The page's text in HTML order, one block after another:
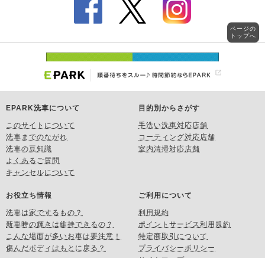
EPARK洗車について
このサイトについて
洗車までのながれ
洗車の豆知識
よくあるご質問
キャンセルについて
目的別からさがす
手洗い洗車対応店舗
コーティング対応店舗
室内清掃対応店舗
お役立ち情報
洗車は家でするもの？
新車時の輝きは維持できるの？
こんな場面が多いお車は要注意！
傷んだボディはもとに戻る？
ご利用について
利用規約
ポイントサービス利用規約
特定商取引について
プライバシーポリシー
ページの
トップへ